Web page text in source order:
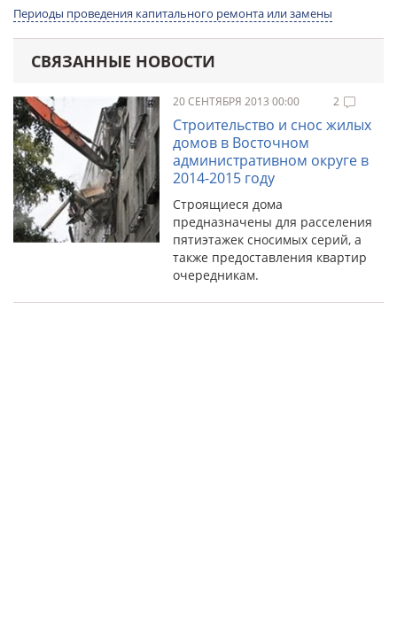
Периоды проведения капитального ремонта или замены
СВЯЗАННЫЕ НОВОСТИ
20 СЕНТЯБРЯ 2013 00:00 2
Строительство и снос жилых
домов в Восточном
административном округе в
2014-2015 году
Строящиеся дома
предназначены для расселения
пятиэтажек сносимых серий, а
также предоставления квартир
очередникам.